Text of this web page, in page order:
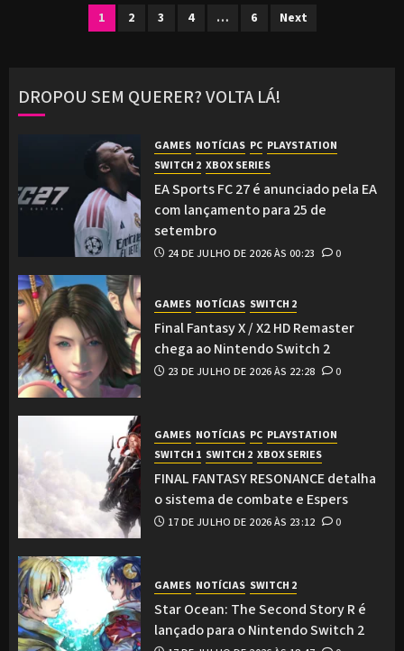
Paginação1 2 3 4 … 6 Next
DROPOU SEM QUERER? VOLTA LÁ!
GAMES NOTÍCIAS PC PLAYSTATION
SWITCH 2 XBOX SERIES
EA Sports FC 27 é anunciado pela EA
com lançamento para 25 de
setembro
24 DE JULHO DE 2026 ÀS 00:23 0
GAMES NOTÍCIAS SWITCH 2
Final Fantasy X / X2 HD Remaster
chega ao Nintendo Switch 2
23 DE JULHO DE 2026 ÀS 22:28 0
GAMES NOTÍCIAS PC PLAYSTATION
SWITCH 1 SWITCH 2 XBOX SERIES
FINAL FANTASY RESONANCE detalha
o sistema de combate e Espers
17 DE JULHO DE 2026 ÀS 23:12 0
GAMES NOTÍCIAS SWITCH 2
Star Ocean: The Second Story R é
lançado para o Nintendo Switch 2